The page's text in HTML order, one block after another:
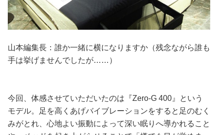
山本編集長：誰か一緒に横になりますか（残念ながら誰も
手は挙げませんでしたが……）
今回、体感させていただいたのは『Zero-G 400』という
モデル。足を高くあげバイブレーションをすると足のむく
みがとれ、心地よい振動によって深い眠りへ導かれること